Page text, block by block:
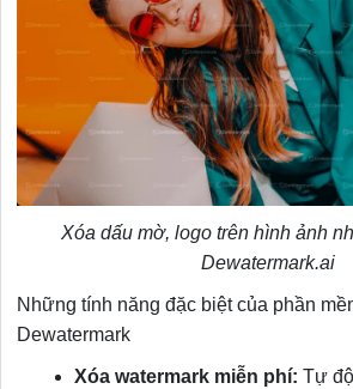
Xóa dấu mờ, logo trên hình ảnh
Dewatermark.ai
Những tính năng đặc biệt của phần
Dewatermark
Xóa watermark miễn phí:Tự